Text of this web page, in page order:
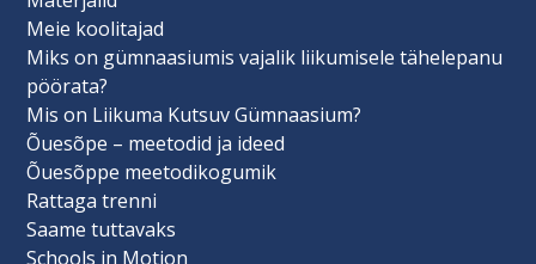
Meie koolitajad
Miks on gümnaasiumis vajalik liikumisele tähelepanu
pöörata?
Mis on Liikuma Kutsuv Gümnaasium?
Õuesõpe – meetodid ja ideed
Õuesõppe meetodikogumik
Rattaga trenni
Saame tuttavaks
Schools in Motion